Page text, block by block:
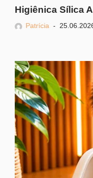
Higiênica Sílica
Patrícia